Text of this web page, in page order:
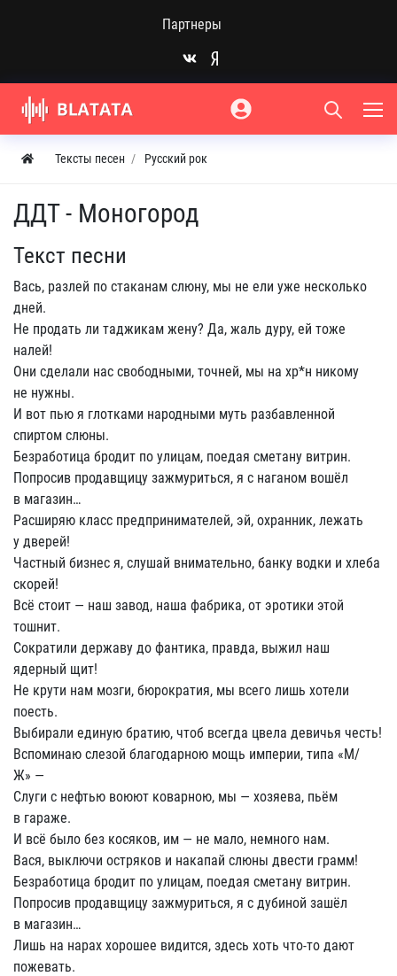
Партнеры
Тексты песен Русский рок
ДДТ - Моногород
Текст песни
Вась, разлей по стаканам слюну, мы не ели уже несколько
дней.
Не продать ли таджикам жену? Да, жаль дуру, ей тоже
налей!
Они сделали нас свободными, точней, мы на хр*н никому
не нужны.
И вот пью я глотками народными муть разбавленной
спиртом слюны.
Безработица бродит по улицам, поедая сметану витрин.
Попросив продавщицу зажмуриться, я с наганом вошёл
в магазин…
Расширяю класс предпринимателей, эй, охранник, лежать
у дверей!
Частный бизнес я, слушай внимательно, банку водки и хлеба
скорей!
Всё стоит — наш завод, наша фабрика, от эротики этой
тошнит.
Сократили державу до фантика, правда, выжил наш
ядерный щит!
Не крути нам мозги, бюрократия, мы всего лишь хотели
поесть.
Выбирали единую братию, чтоб всегда цвела девичья честь!
Вспоминаю слезой благодарною мощь империи, типа «М/
Ж» —
Слуги с нефтью воюют коварною, мы — хозяева, пьём
в гараже.
И всё было без косяков, им — не мало, немного нам.
Вася, выключи остряков и накапай слюны двести грамм!
Безработица бродит по улицам, поедая сметану витрин.
Попросив продавщицу зажмуриться, я с дубиной зашёл
в магазин…
Лишь на нарах хорошее видится, здесь хоть что-то дают
пожевать.